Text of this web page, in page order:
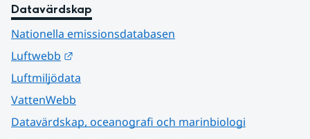
Datavärdskap
Nationella emissionsdatabasen
Luftwebb
Luftmiljödata
VattenWebb
Datavärdskap, oceanografi och marinbiologi